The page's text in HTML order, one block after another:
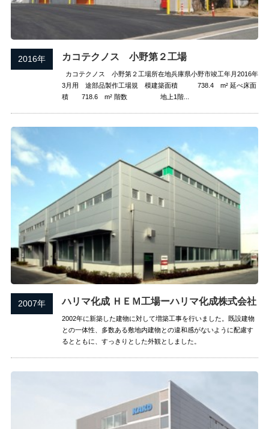
2016年 カコテクノス 小野第２工場
カコテクノス 小野第２工場所在地兵庫県小野市竣工年月2016年
3月用 途部品製作工場規 模建築面積 738.4 m² 延べ床面
積 718.6 m² 階数 地上1階...
2007年 ハリマ化成 ＨＥＭ工場ーハリマ化成株式会社
2002年に新築した建物に対して増築工事を行いました。既設建物
との一体性、多数ある敷地内建物との違和感がないように配慮す
るとともに、すっきりとした外観としました。